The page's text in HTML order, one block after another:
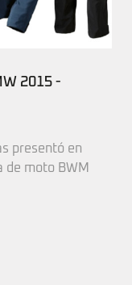
2015 -
presentó en
de moto BWM